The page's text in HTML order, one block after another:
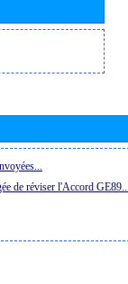
de réviser l'Accord